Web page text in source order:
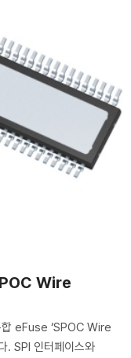
Wire
합 eFuse ‘SPOC Wire
SPI 인터페이스와